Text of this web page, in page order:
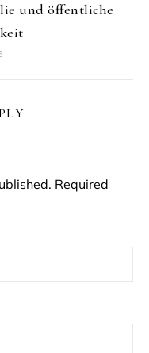
und öffentliche
Required